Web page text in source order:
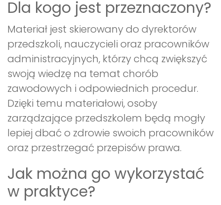
Dla kogo jest przeznaczony?
Materiał jest skierowany do dyrektorów
przedszkoli, nauczycieli oraz pracowników
administracyjnych, którzy chcą zwiększyć
swoją wiedzę na temat chorób
zawodowych i odpowiednich procedur.
Dzięki temu materiałowi, osoby
zarządzające przedszkolem będą mogły
lepiej dbać o zdrowie swoich pracowników
oraz przestrzegać przepisów prawa.
Jak można go wykorzystać
w praktyce?